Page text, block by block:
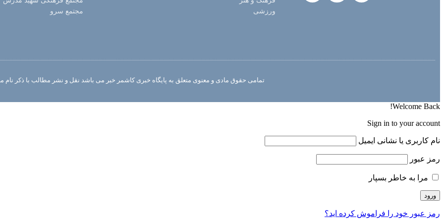
ورزشی
مجتمع سرو
تمامی حقوق مادی و معنوی متعلق به پایگاه خبری کاشمر خبر می باشد نقل و نشر مطالب با ذکر نام
Welcome Back!
Sign in to your account
نام کاربری یا نشانی ایمیل
رمز عبور
مرا به خاطر بسپار
رمز عبور خود را فراموش کرده اید؟